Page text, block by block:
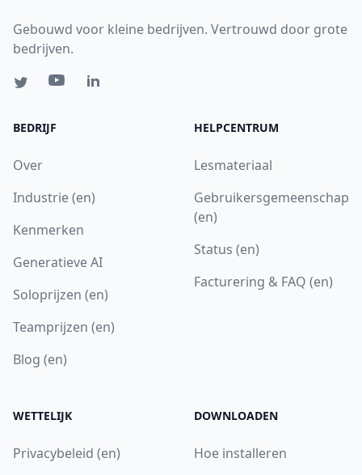
Gebouwd voor kleine bedrijven. Vertrouwd door grote
bedrijven.
BEDRIJF
Over
Industrie (en)
Kenmerken
Generatieve AI
Soloprijzen (en)
Teamprijzen (en)
Blog (en)
HELPCENTRUM
Lesmateriaal
Gebruikersgemeenschap
(en)
Status (en)
Facturering & FAQ (en)
WETTELIJK
Privacybeleid (en)
DOWNLOADEN
Hoe installeren